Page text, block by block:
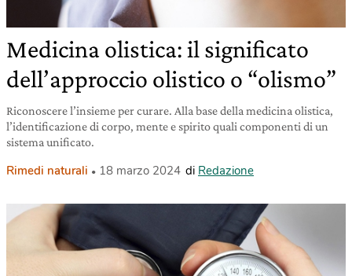
Medicina olistica: il significato
dell’approccio olistico o “olismo”
Riconoscere l’insieme per curare. Alla base della medicina olistica,
l’identificazione di corpo, mente e spirito quali componenti di un
sistema unificato.
Rimedi naturali 18 marzo 2024 di Redazione